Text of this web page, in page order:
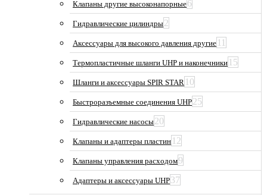
Клапаны другие высоконапорные6
Гидравлические цилиндры2
Аксессуары для высокого давления другие 11
Термопластичные шланги UHP и наконечники 15
Шланги и аксессуары SPIR STAR 10
Быстроразъемные соединения UHP25
Гидравлические насосы20
Клапаны и адаптеры пластин 12
Клапаны управления расходом9
Адаптеры и аксессуары UHP37